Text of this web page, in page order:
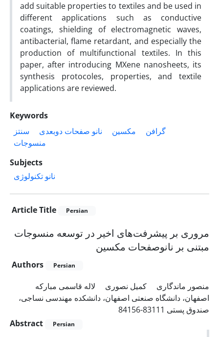
add suitable properties to textiles and be used in
different applications such as conductive
coatings, shielding of electromagnetic waves,
antibacterial, flame retardant, and especially the
production of multifunctional textiles. In this
paper, after introducing MXene nanosheets, its
synthesis protocoles, properties, and textile
applications are reviewed.
Keywords
گرافن
مکسین نانو صفحات دوبعدی
سنتز
منسوجات
Subjects
نانو تکنولوژی
Article Title Persian
مروری بر پیشرفت‌های اخیر در توسعه منسوجات
مبتنی بر نانوصفحات مکسین
Authors Persian
منصور ماندگاری کمیل نصوری
لاله قاسمی مبارکه
اصفهان، دانشگاه صنعتی اصفهان، دانشکده مهندسی نساجی،
صندوق پستی 83111-84156
Abstract
Persian